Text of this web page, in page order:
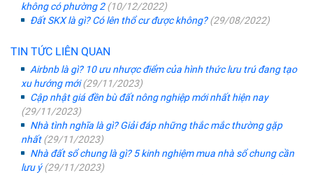
không có phường 2(10/12/2022)
Đất SKX là gì? Có lên thổ cư được không?(29/08/2022)
TIN TỨC LIÊN QUAN
Airbnb là gì? 10 ưu nhược điểm của hình thức lưu trú đang tạo
xu hướng mới(29/11/2023)
Cập nhật giá đền bù đất nông nghiệp mới nhất hiện nay
(29/11/2023)
Nhà tình nghĩa là gì? Giải đáp những thắc mắc thường gặp
nhất(29/11/2023)
Nhà đất sổ chung là gì? 5 kinh nghiệm mua nhà sổ chung cần
lưu ý(29/11/2023)